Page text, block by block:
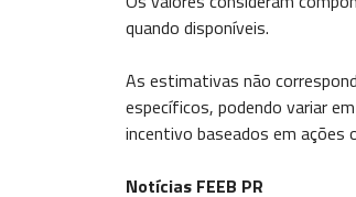
quando disponíveis.
As estimativas não
específicos, podendo variar
incentivo baseados em ações
Notícias FEEB PR